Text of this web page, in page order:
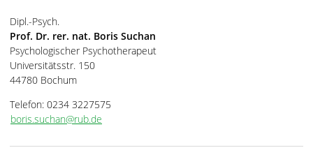
Dipl.-Psych.
Prof. Dr. rer. nat. Boris Suchan
Psychologischer Psychotherapeut
Universitätsstr. 150
44780 Bochum
Telefon: 0234 3227575
boris.suchan@rub.de